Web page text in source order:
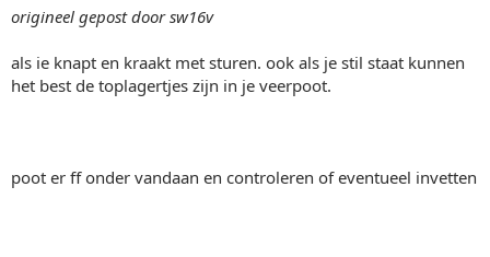
origineel gepost door sw16v
als ie knapt en kraakt met sturen. ook als je stil staat kunnen
het best de toplagertjes zijn in je veerpoot.
poot er ff onder vandaan en controleren of eventueel invetten